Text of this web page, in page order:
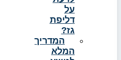
על
דליפת
גז?
המדריך
המלא